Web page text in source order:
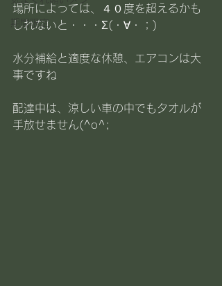
期間限定
場所によっては、４０度を超えるかも
しれないと・・・Σ(・∀・；)
水分補給と適度な休憩、エアコンは大
事ですね
配達中は、涼しい車の中でもタオルが
手放せません(^o^;